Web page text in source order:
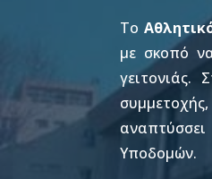
Το
με σκοπό
γειτονιάς.
Υποδομών.